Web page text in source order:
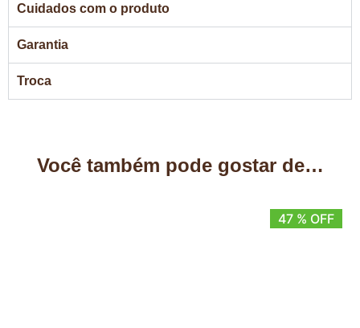
Cuidados com o produto
Garantia
Troca
Você também pode gostar de…
47 % OFF